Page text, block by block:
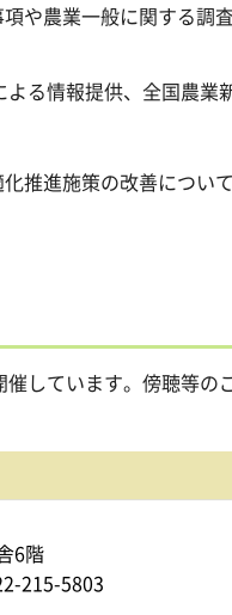
や農業一般に関する調
る情報提供、全国農業
推進施策の改善につい
しています。傍聴等
6階
215-5803